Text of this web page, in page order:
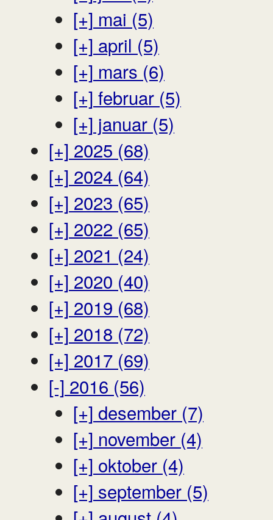
[+] mai (5)
[+] april (5)
[+] mars (6)
[+] februar (5)
[+] januar (5)
[+] 2025 (68)
[+] 2024 (64)
[+] 2023 (65)
[+] 2022 (65)
[+] 2021 (24)
[+] 2020 (40)
[+] 2019 (68)
[+] 2018 (72)
[+] 2017 (69)
[-] 2016 (56)
[+] desember (7)
[+] november (4)
[+] oktober (4)
[+] september (5)